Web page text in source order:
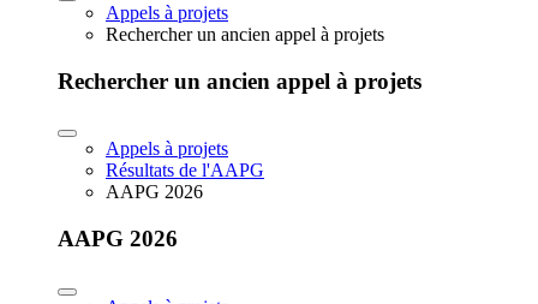
Appels à projets
Rechercher un ancien appel à projets
Rechercher un ancien appel à projets
Appels à projets
Résultats de l'AAPG
AAPG 2026
AAPG 2026